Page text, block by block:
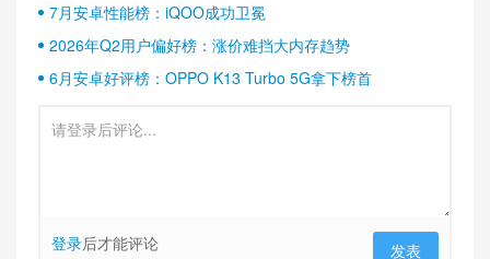
7月安卓性能榜：iQOO成功卫冕
2026年Q2用户偏好榜：涨价难挡大内存趋势
6月安卓好评榜：OPPO K13 Turbo 5G拿下榜首
登录后才能评论 发表